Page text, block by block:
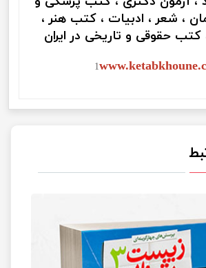
، شعر ، ادبیات ، کتب هنر ،
حقوقی و تاریخی در ایران
1